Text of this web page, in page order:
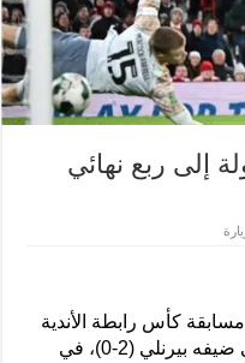
إلى ربع نهائي
كأس رابطة الأندية
الإنجليزية، بفوزه مساء الأربعاء على ضيفه بيرنلي (2-0)، في